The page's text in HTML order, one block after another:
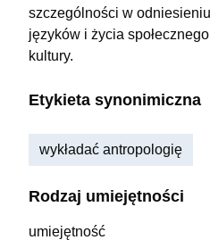
szczególności w
języków i życia
kultury.
Etykieta synonimiczna
wykładać antropologię
Rodzaj umiejętności
umiejętność